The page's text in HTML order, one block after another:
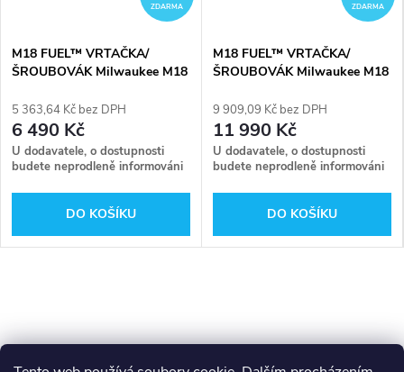
ZDARMA
M18 FUEL™ VRTAČKA/
ŠROUBOVÁK Milwaukee M18
5 363,64 Kč bez DPH
6 490 Kč
U dodavatele, o dostupnosti
budete neprodleně informováni
DO KOŠÍKU
ZDARMA
M18 FUEL™ VRTAČKA/
ŠROUBOVÁK Milwaukee M18
9 909,09 Kč bez DPH
11 990 Kč
U dodavatele, o dostupnosti
budete neprodleně informováni
DO KOŠÍKU